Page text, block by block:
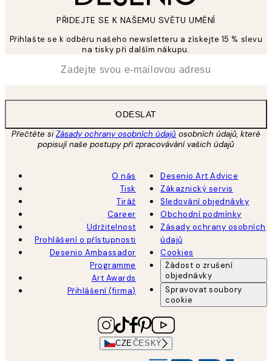
PŘIDEJTE SE K NAŠEMU SVĚTU UMĚNÍ
Přihlašte se k odběru našeho newsletteru a získejte 15 % slevu
na tisky při dalším nákupu.
ODESLAT
Přečtěte siZásady ochrany osobních údajů osobních údajů, které
popisují naše postupy při zpracovávání vašich údajů
O nás
Tisk
Tiráž
Career
Udržitelnost
Prohlášení o přístupnosti
Desenio Ambassador
Programme
Art Awards
Přihlášení (firma)
Desenio Art Advice
Zákaznický servis
Sledování objednávky
Obchodní podmínky
Zásady ochrany osobních
údajů
Cookies
Žádost o zrušení
objednávky
Spravovat soubory
cookie
CZEČESKÝ